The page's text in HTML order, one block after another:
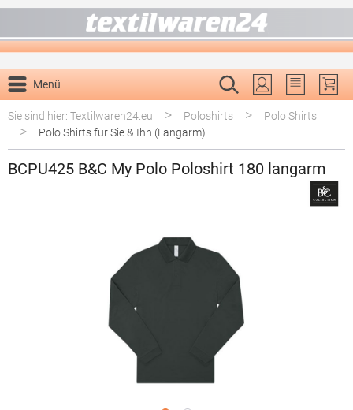
Menü
Du hast 0
Sie sind hier: Textilwaren24.eu
> Poloshirts > Polo Shirts
> Polo Shirts für Sie & Ihn (Langarm)
BCPU425 B&C My Polo Poloshirt 180 langarm